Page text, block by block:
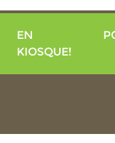
EN
KIOSQUE!